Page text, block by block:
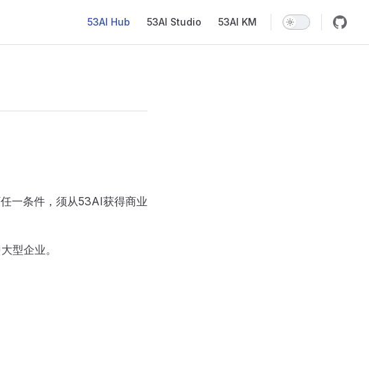
53AI Hub 53AI Studio 53AI KM
一条件，须从53AI获得商业
型企业。